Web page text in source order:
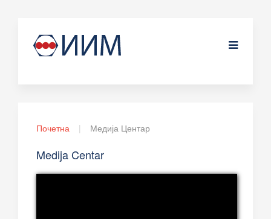
Почетна Медија Центар
Medija Centar